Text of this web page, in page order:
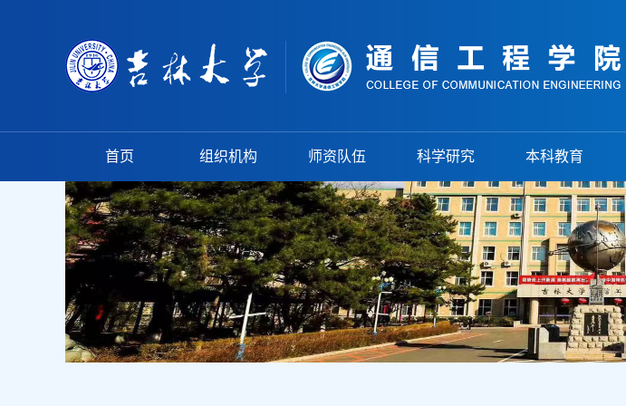
首页 组织机构 师资队伍 科学研究 本科教育